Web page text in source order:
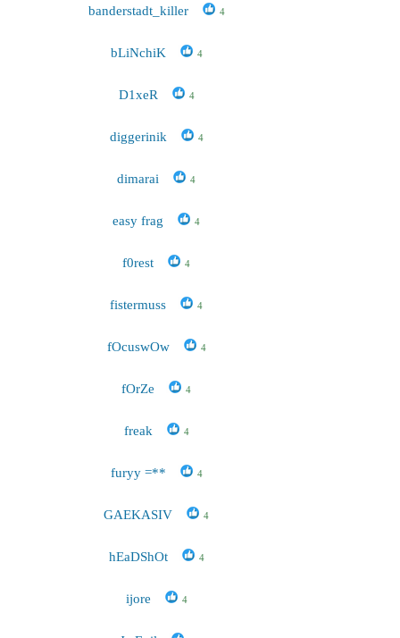
banderstadt_killer 4
bLiNchiK 4
D1xeR 4
diggerinik 4
dimarai 4
easy frag 4
f0rest 4
fistermuss 4
fOcuswOw 4
fOrZe 4
freak 4
furyy =** 4
GAEKASIV 4
hEaDShOt 4
ijore 4